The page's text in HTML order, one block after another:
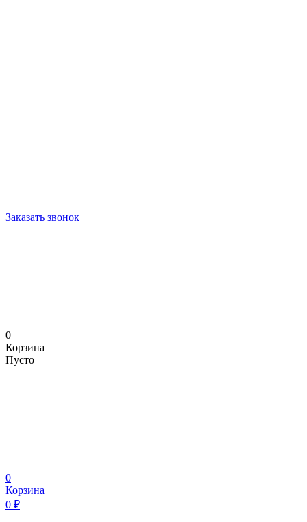
Заказать звонок
0
Корзина
Пусто
0
Корзина
0 ₽